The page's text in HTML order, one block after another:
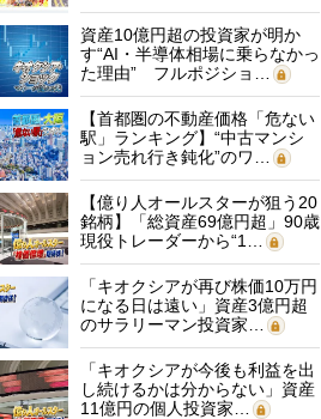
資産10億円超の投資家が明か
す“AI・半導体相場に乗らなかっ
た理由” フルポジショ…
【首都圏の不動産価格「危ない
駅」ランキング】“中古マンシ
ョン売れ行き鈍化”のワ…
【億り人オールスターが狙う20
銘柄】「総資産69億円超」90歳
現役トレーダーから“1…
「キオクシアが再び株価10万円
になる日は遠い」資産3億円超
のサラリーマン投資家…
「キオクシアが今後も利益を出
し続けるかは分からない」資産
11億円の個人投資家…